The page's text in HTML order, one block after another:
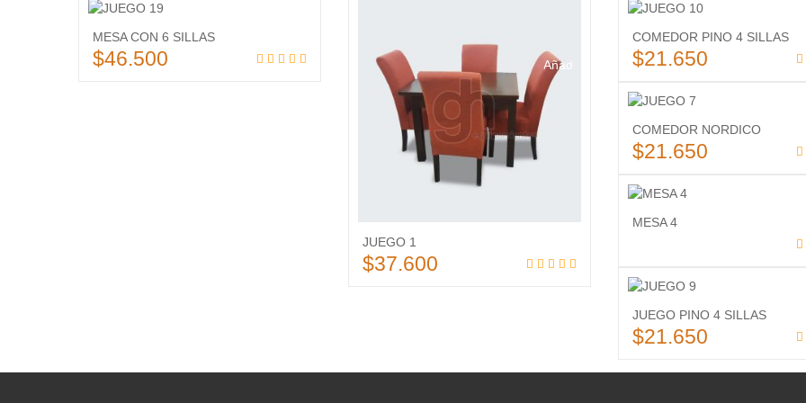
a la
MESA CON 6 SILLAS
$46.500
Añadir
a la
JUEGO 1
$37.600
COMEDOR PINO 4 SILLAS
$21.650
COMEDOR NORDICO
$21.650
MESA 4
JUEGO PINO 4 SILLAS
$21.650